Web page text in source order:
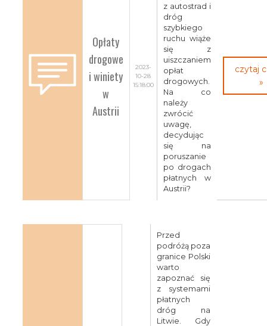
Opłaty
drogowe
i winiety
w
Austrii
2023-
10-28
15:18:00
z autostrad i
dróg
szybkiego
ruchu wiąże
się z
uiszczaniem
opłat
drogowych.
Na co
należy
zwrócić
uwagę,
decydując
się na
poruszanie
po drogach
płatnych w
Austrii?
czytaj
»
Przed
podróżą poza
granice Polski
warto
zapoznać się
z systemami
płatnych
dróg na
Litwie. Gdy